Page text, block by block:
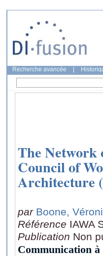
Recherche avancée
The Network
Council of
Architecture
par Boone,
Référence IAWA
Publication Non
Communication